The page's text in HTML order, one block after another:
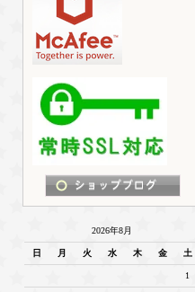
2026年8月
日 月 火 水 木 金 土
1